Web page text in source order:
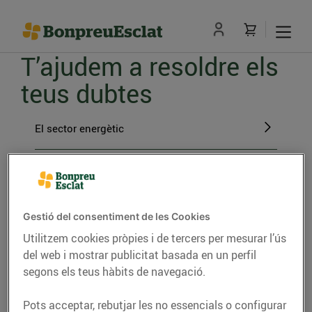
T’ajudem a resoldre els
teus dubtes
El sector energètic
Fer el pas a BonpreuEsclat Energia
Gestions amb BonpreuEsclat Energia
L'energia verda
Gestió del consentiment de les Cookies
Utilitzem cookies pròpies i de tercers per mesurar l’ús
del web i mostrar publicitat basada en un perfil
segons els teus hàbits de navegació.
Pots acceptar, rebutjar les no essencials o configurar